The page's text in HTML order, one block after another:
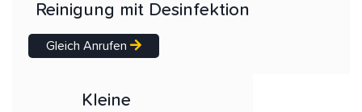
Reinigung mit Desinfektion
Gleich Anrufen
Kleine